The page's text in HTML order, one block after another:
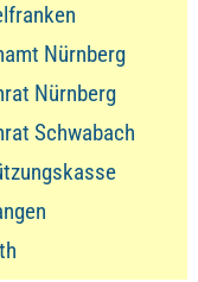
Nürnberg
Nürnberg
Schwabach